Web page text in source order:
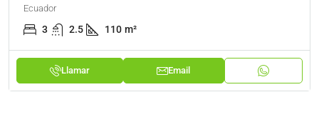
Ecuador
3 2.5 110 m²
Llamar Email